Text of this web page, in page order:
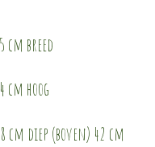
cm breed
cm hoog
cm diep (boven) 42 cm